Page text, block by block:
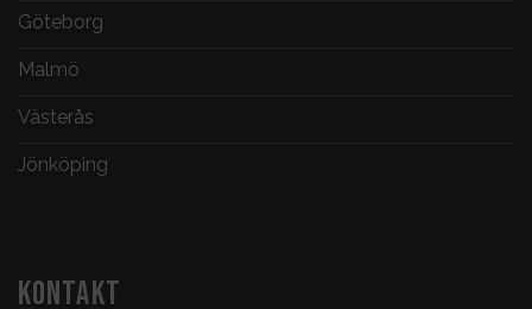
Göteborg
Malmö
Västerås
Jönköping
KONTAKT